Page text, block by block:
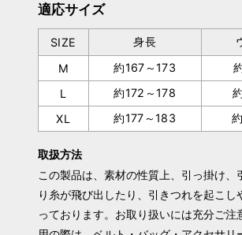
適応サイズ
SIZE 身長
M
約167～173
L
約172～178
XL
約177～183
取扱方法
この製品は、素材の性質上、引っ掛け、
り糸が飛び出したり、引きつれを起こし
っております。お取り扱いには充分ご注